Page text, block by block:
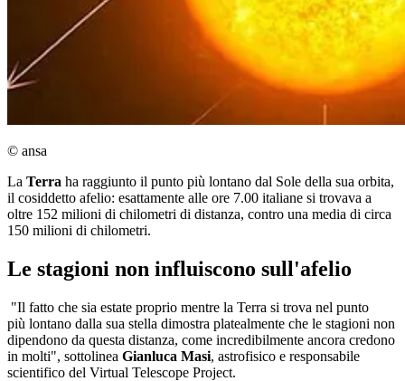
© ansa
La Terra ha raggiunto il punto più lontano dal Sole della sua orbita,
il cosiddetto afelio: esattamente alle ore 7.00 italiane si trovava a
oltre 152 milioni di chilometri di distanza, contro una media di circa
150 milioni di chilometri.
Le stagioni non influiscono sull'afelio
"Il fatto che sia estate proprio mentre la Terra si trova nel punto
più lontano dalla sua stella dimostra platealmente che le stagioni non
dipendono da questa distanza, come incredibilmente ancora credono
in molti", sottolinea Gianluca Masi, astrofisico e responsabile
scientifico del Virtual Telescope Project.